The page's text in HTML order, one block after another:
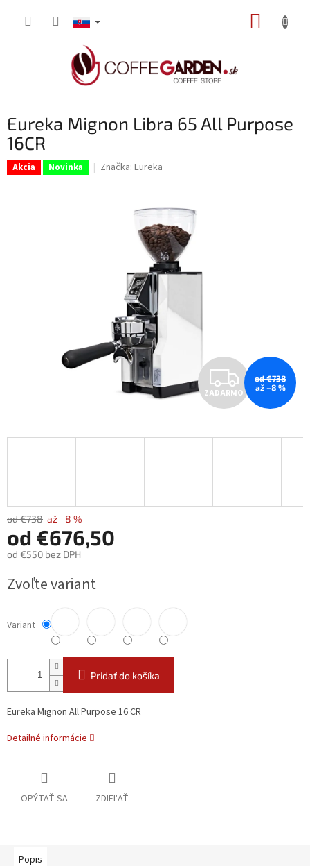
Eureka Mignon Libra 65 All Purpose
16CR
Akcia Novinka Značka: Eureka
Z
A
D
ZADARMO
od €738
až –8 %
od €738 až –8 %
od €676,50
od €550 bez DPH
cena:
Zvoľte variant
Variant
Pridať do košíka
Eureka Mignon All Purpose 16 CR
Detailné informácie
OPÝTAŤ SA ZDIEĽAŤ
Popis